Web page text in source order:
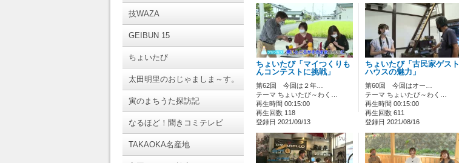
技WAZA
GEIBUN 15
ちょいたび
太田明里のおじゃましま～す。
寅のまちうた探訪記
なるほど！聞きコミテレビ
TAKAOKA名産地
ちょいたび「マイつくりも
んコンテストに挑戦」
第62回 今回は２年…
テーマ ちょいたび～わく…
再生時間 00:15:00
再生回数 118
登録日 2021/09/13
ちょいたび「古民家ゲスト
ハウスの魅力」
第60回 今回はオー…
テーマ ちょいたび～わく…
再生時間 00:15:00
再生回数 611
登録日 2021/08/16